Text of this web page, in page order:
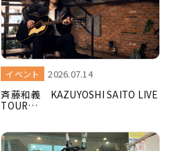
イベント 2026.07.14
斉藤和義 KAZUYOSHI SAITO LIVE
TOUR…